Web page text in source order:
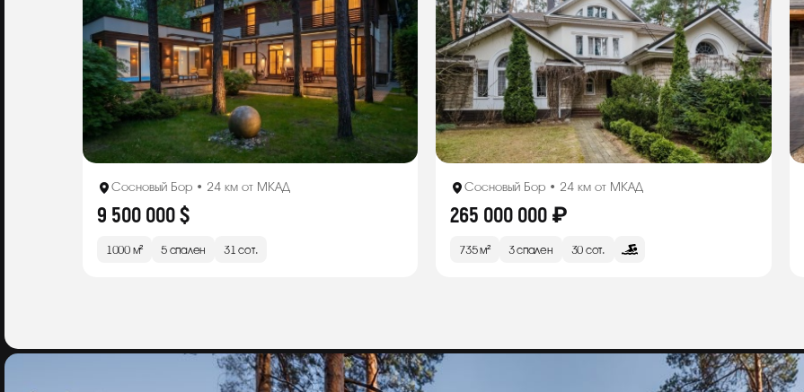
Сосновый Бор • 24 км от МКАД
9 500 000 $
1000 м² 5 спален 31 сот.
Сосновый Бор • 24 км от МКАД
265 000 000 ₽
735 м² 3 спален 30 сот.